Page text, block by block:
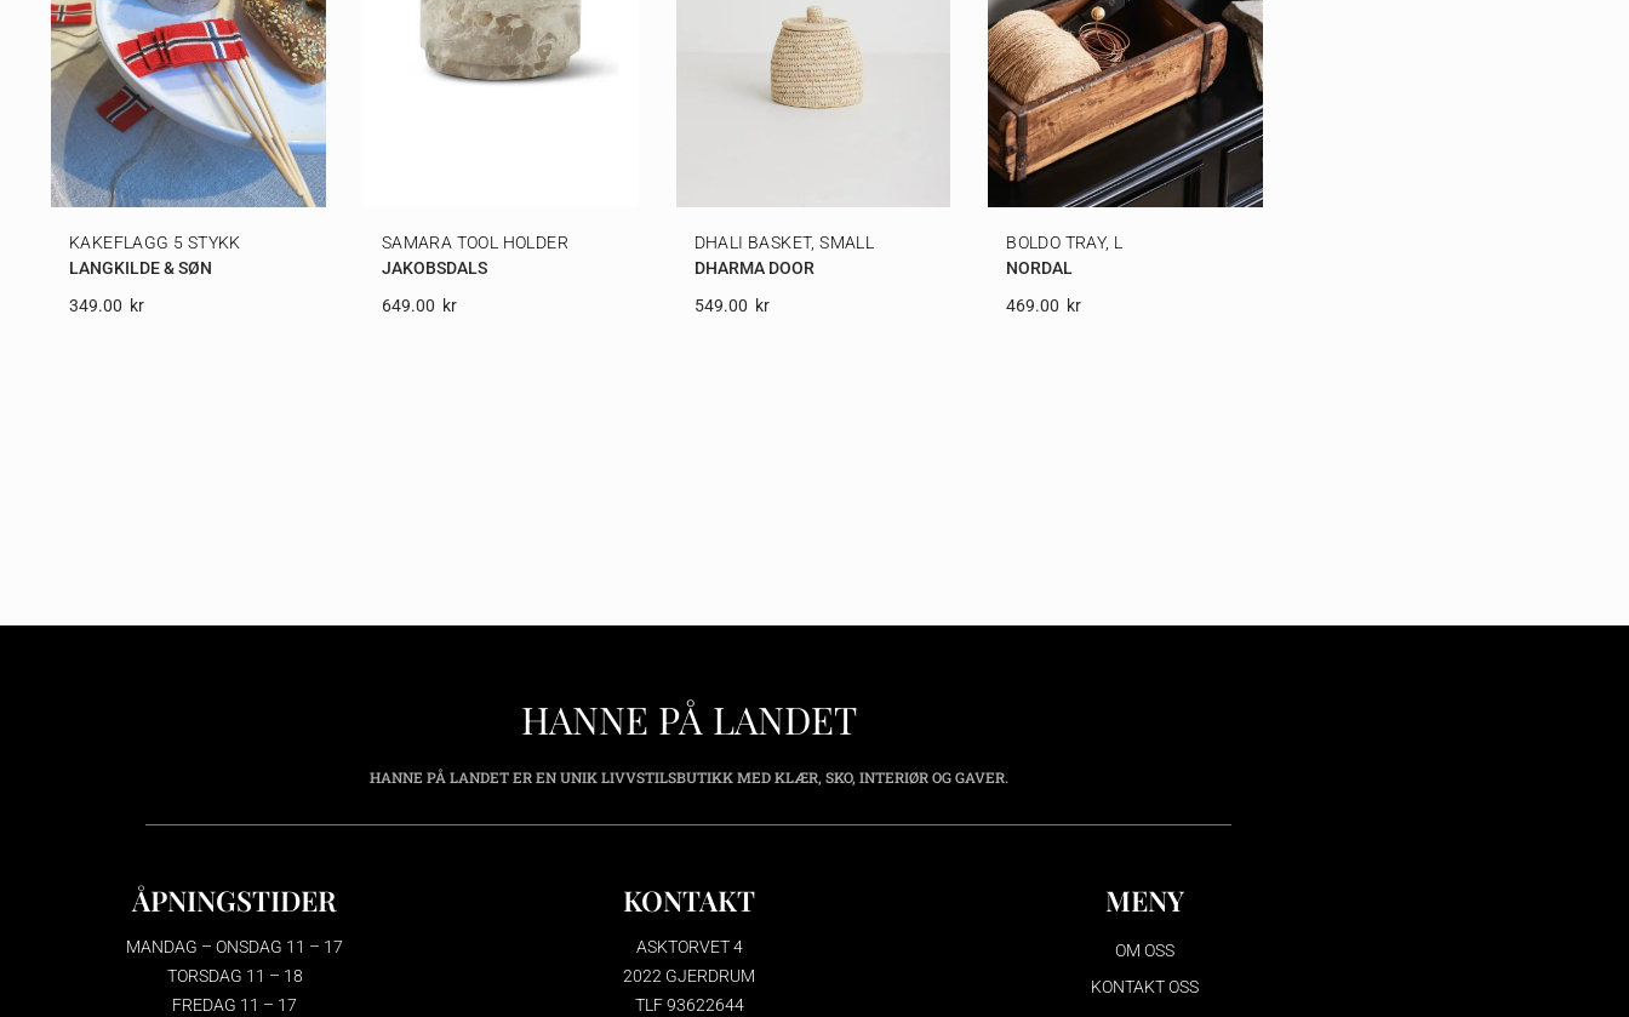
KAKEFLAGG 5 STYKK
LANGKILDE & SØN
349.00 Kr
SAMARA TOOL HOLDER
JAKOBSDALS
649.00 Kr
DHALI BASKET, SMALL
DHARMA DOOR
549.00 Kr
BOLDO TRAY, L
NORDAL
469.00 Kr
HANNE PÅ LANDET
HANNE PÅ LANDET ER EN UNIK LIVVSTILSBUTIKK MED KLÆR, SKO, INTERIØR OG GAVER.
ÅPNINGSTIDER
MANDAG – ONSDAG 11 – 17
TORSDAG 11 – 18
FREDAG 11 – 17
KONTAKT
ASKTORVET 4
2022 GJERDRUM
TLF 93622644
MENY
OM OSS
KONTAKT OSS